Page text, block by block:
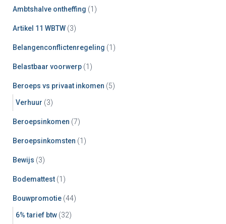
Ambtshalve ontheffing (1)
Artikel 11 WBTW (3)
Belangenconflictenregeling (1)
Belastbaar voorwerp (1)
Beroeps vs privaat inkomen (5)
Verhuur (3)
Beroepsinkomen (7)
Beroepsinkomsten (1)
Bewijs (3)
Bodemattest (1)
Bouwpromotie (44)
6% tarief btw (32)